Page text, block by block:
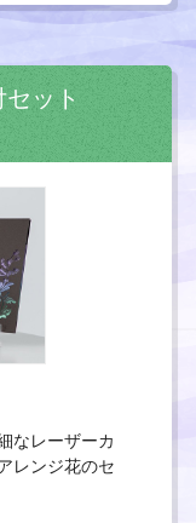
ット
なレーザーカ
レンジ花のセ